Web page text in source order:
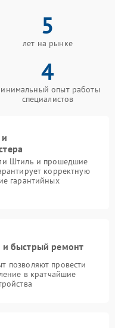
5
лет на рынке
4
опыт работы
специалистов
Штиль и прошедшие
корректную
гарантийных
и быстрый ремонт
позволяют провести
в кратчайшие